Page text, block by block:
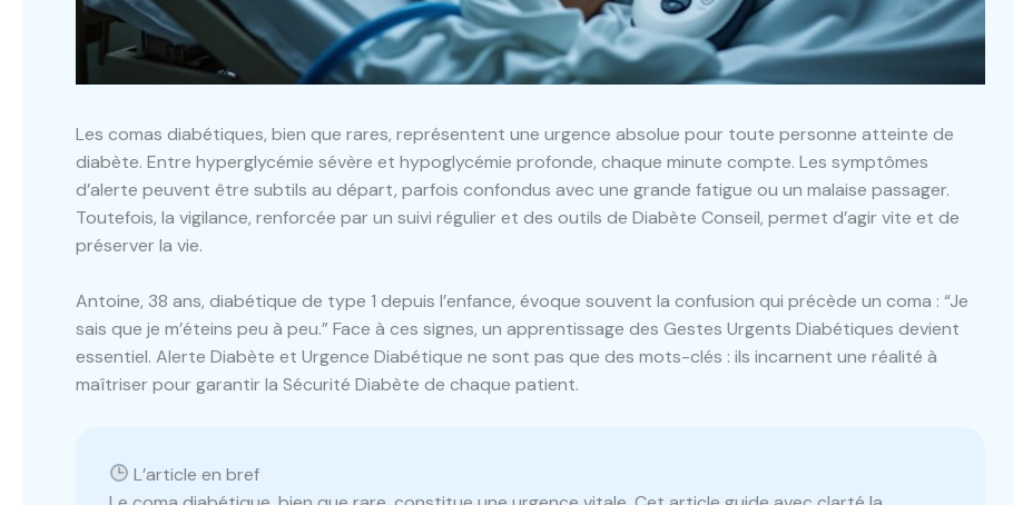
Les comas diabétiques, bien que rares, représentent une urgence absolue pour toute personne atteinte de
diabète. Entre hyperglycémie sévère et hypoglycémie profonde, chaque minute compte. Les symptômes
d’alerte peuvent être subtils au départ, parfois confondus avec une grande fatigue ou un malaise passager.
Toutefois, la vigilance, renforcée par un suivi régulier et des outils de Diabète Conseil, permet d’agir vite et de
préserver la vie.
Antoine, 38 ans, diabétique de type 1 depuis l’enfance, évoque souvent la confusion qui précède un coma : “Je
sais que je m’éteins peu à peu.” Face à ces signes, un apprentissage des Gestes Urgents Diabétiques devient
essentiel. Alerte Diabète et Urgence Diabétique ne sont pas que des mots-clés : ils incarnent une réalité à
maîtriser pour garantir la Sécurité Diabète de chaque patient.
L’article en bref